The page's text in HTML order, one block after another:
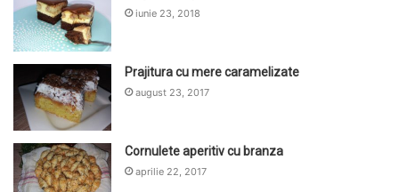
iunie 23, 2018
Prajitura cu mere caramelizate
august 23, 2017
Cornulete aperitiv cu branza
aprilie 22, 2017